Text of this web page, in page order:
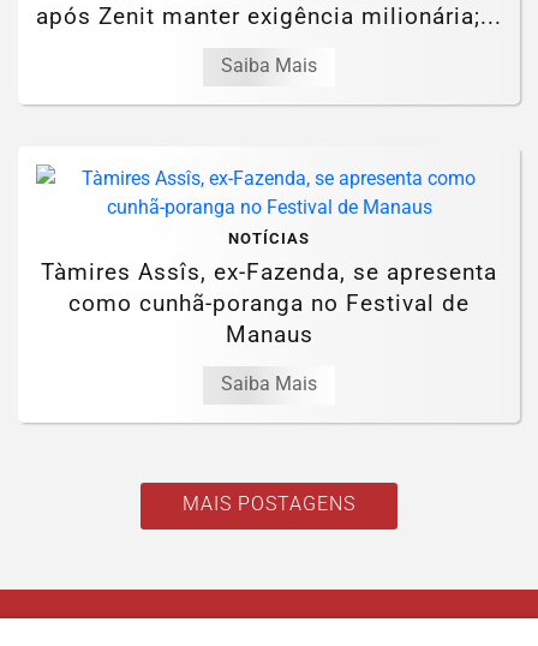
após Zenit manter exigência milionária;...
Saiba Mais
NOTÍCIAS
Tàmires Assîs, ex-Fazenda, se apresenta
como cunhã-poranga no Festival de
Manaus
Saiba Mais
MAIS POSTAGENS